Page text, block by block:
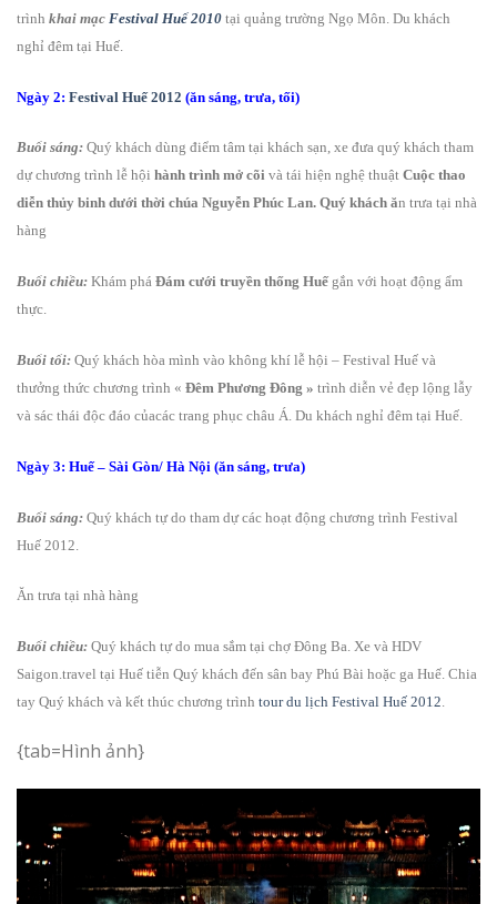
trình khai mạc Festival Huế 2010 tại quảng trường Ngọ Môn. Du khách
nghỉ đêm tại Huế.
Ngày 2: Festival Huế 2012 (ăn sáng, trưa, tối)
Buổi sáng: Quý khách dùng điểm tâm tại khách sạn, xe đưa quý khách tham
dự chương trình lễ hội hành trình mở cõi và tái hiện nghệ thuật Cuộc thao
diễn thủy binh dưới thời chúa Nguyễn Phúc Lan. Quý khách ăn trưa tại nhà
hàng
Buổi chiều: Khám phá Đám cưới truyền thống Huế gắn với hoạt động ẩm
thực.
Buổi tối: Quý khách hòa mình vào không khí lễ hội – Festival Huế và
thưởng thức chương trình « Đêm Phương Đông » trình diễn vẻ đẹp lộng lẫy
và sác thái độc đáo củacác trang phục châu Á. Du khách nghỉ đêm tại Huế.
Ngày 3: Huế – Sài Gòn/ Hà Nội (ăn sáng, trưa)
Buổi sáng: Quý khách tự do tham dự các hoạt động chương trình Festival
Huế 2012.
Ăn trưa tại nhà hàng
Buổi chiều: Quý khách tự do mua sắm tại chợ Đông Ba. Xe và HDV
Saigon.travel tại Huế tiễn Quý khách đến sân bay Phú Bài hoặc ga Huế. Chia
tay Quý khách và kết thúc chương trình tour du lịch Festival Huế 2012.
{tab=Hình ảnh}